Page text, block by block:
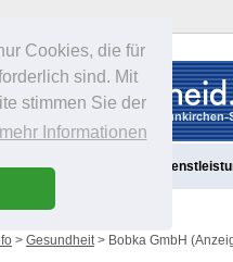
Cookies, die für
sind. Mit
stimmen Sie der
mehr Informationen
> Gesundheit> Bobka GmbH